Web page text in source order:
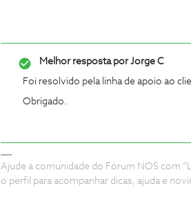
Melhor resposta porJorge C
Foi resolvido pela linha de apoio ao
Obrigado.
Ajude a comunidade do Fórum NOS com
o perfil para acompanhar dicas, ajuda e